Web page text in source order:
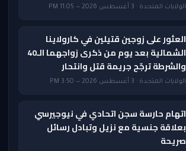
الولايات المتحدة · 3 أغسطس 2026 — 11:05 PM
العثور على زوجين قتيلين في كارولاينا
الشمالية بعد يوم من ذكرى زواجهما الـ40
والشرطة ترجّح جريمة قتل وانتحار
الولايات المتحدة · 3 أغسطس 2026 — 3:50 PM
اتهام حارسة سجن اتحادي في نيوجيرسي
بعلاقة جنسية مع نزيل وتبادل رسائل
صريحة